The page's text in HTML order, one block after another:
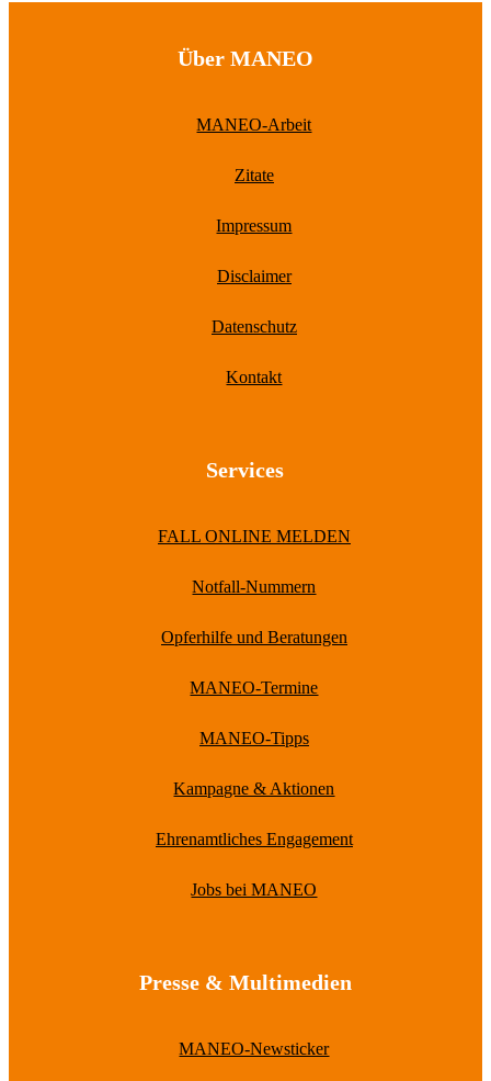
Über MANEO
MANEO-Arbeit
Zitate
Impressum
Disclaimer
Datenschutz
Kontakt
Services
FALL ONLINE MELDEN
Notfall-Nummern
Opferhilfe und Beratungen
MANEO-Termine
MANEO-Tipps
Kampagne & Aktionen
Ehrenamtliches Engagement
Jobs bei MANEO
Presse & Multimedien
MANEO-Newsticker